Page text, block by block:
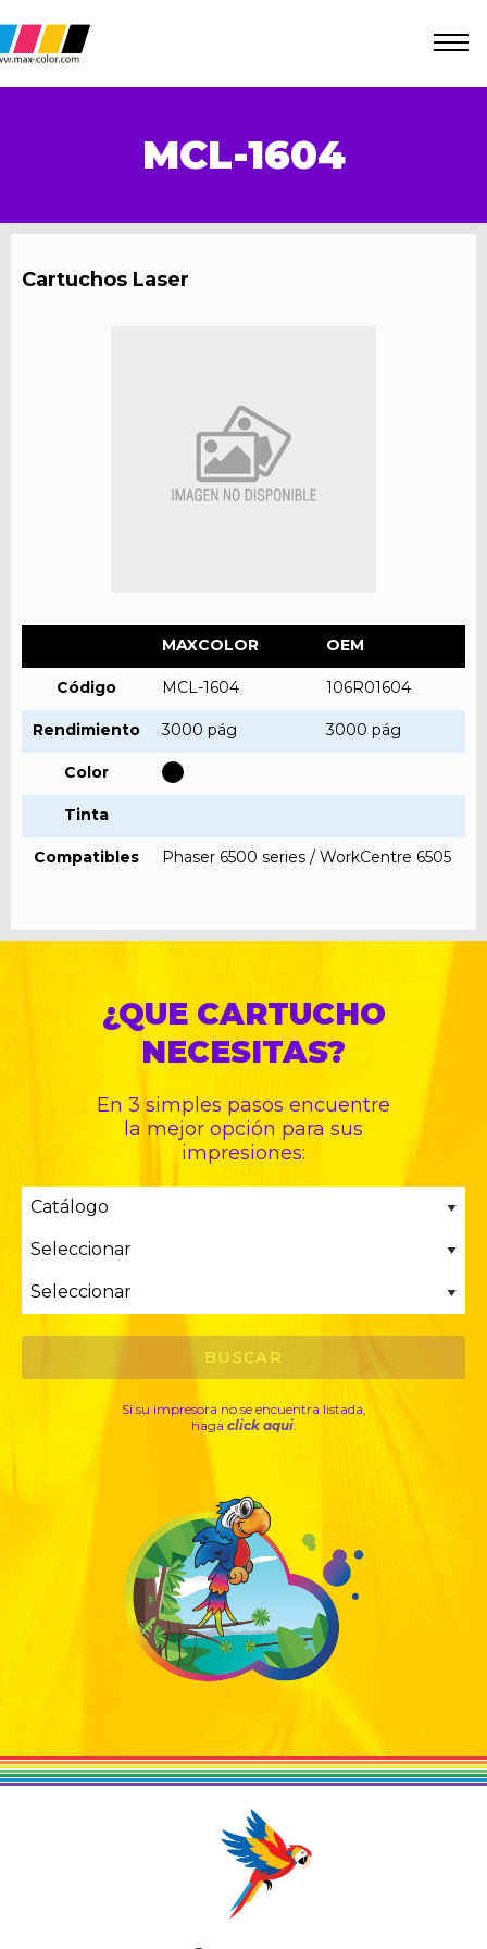
MCL-1604
Cartuchos Laser
MAXCOLOR OEM
Código MCL-1604 106R01604
Rendimiento 3000 pág 3000 pág
Color
Tinta
Compatibles Phaser 6500 series / WorkCentre 6505
¿QUE CARTUCHO
NECESITAS?
En 3 simples pasos encuentre
la mejor opción para sus
impresiones:
Si su impresora no se encuentra listada,
haga click aqui.